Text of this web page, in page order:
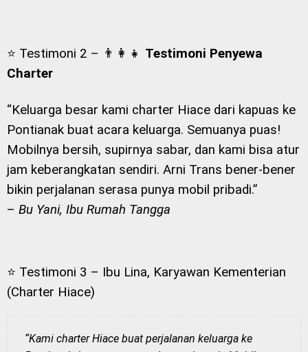
⭐ Testimoni 2 – 👨‍👩‍👧 Testimoni Penyewa
Charter
“Keluarga besar kami charter Hiace dari kapuas ke
Pontianak buat acara keluarga. Semuanya puas!
Mobilnya bersih, supirnya sabar, dan kami bisa atur
jam keberangkatan sendiri. Arni Trans bener-bener
bikin perjalanan serasa punya mobil pribadi.”
– Bu Yani, Ibu Rumah Tangga
⭐ Testimoni 3 – Ibu Lina, Karyawan Kementerian
(Charter Hiace)
“Kami charter Hiace buat perjalanan keluarga ke